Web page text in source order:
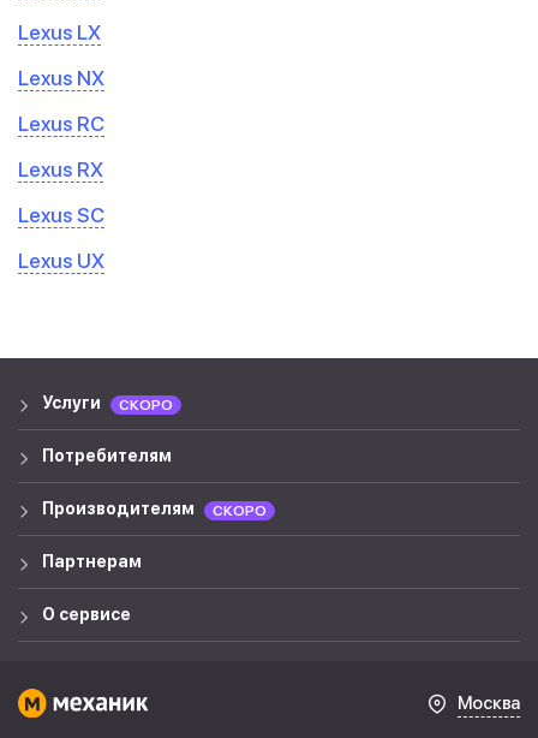
Lexus LX
Lexus NX
Lexus RC
Lexus RX
Lexus SC
Lexus UX
Услуги СКОРО
Потребителям
Производителям СКОРО
Партнерам
О сервисе
Москва